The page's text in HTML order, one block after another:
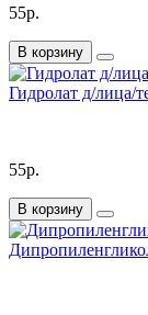
55р.
В корзину
Гидролат д/лица/
55р.
В корзину